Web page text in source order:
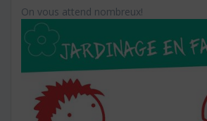
On vous attend nombreux!